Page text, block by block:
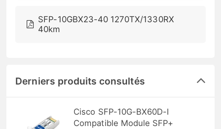
SFP-10GBX23-40 1270TX/1330RX
40km
Derniers produits consultés
Cisco SFP-10G-BX60D-I
Compatible Module SFP+